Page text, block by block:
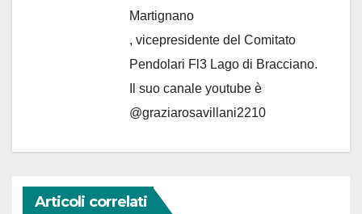
Martignano
, vicepresidente del Comitato
Pendolari Fl3 Lago di Bracciano.
Il suo canale youtube è
@graziarosavillani2210
Articoli correlati